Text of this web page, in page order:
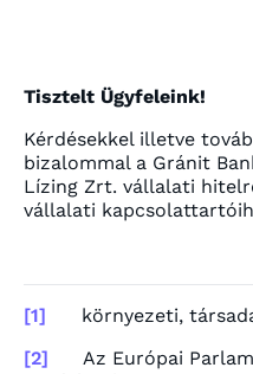
Tisztelt Ügyfeleink!
Kérdésekkel illetve
bizalommal a Gránit
Lízing Zrt. vállalati
vállalati
[1] környezeti,
[2] Az Európai